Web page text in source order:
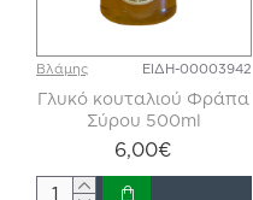
Βλάμης ΕΙΔΗ-00003942
Γλυκό κουταλιού Φράπα
Σύρου 500ml
6,00€